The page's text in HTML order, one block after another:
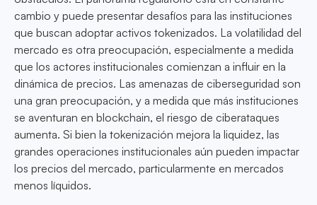
cambio y puede presentar desafíos para las instituciones
que buscan adoptar activos tokenizados. La volatilidad del
mercado es otra preocupación, especialmente a medida
que los actores institucionales comienzan a influir en la
dinámica de precios. Las amenazas de ciberseguridad son
una gran preocupación, y a medida que más instituciones
se aventuran en blockchain, el riesgo de ciberataques
aumenta. Si bien la tokenización mejora la liquidez, las
grandes operaciones institucionales aún pueden impactar
los precios del mercado, particularmente en mercados
menos líquidos.